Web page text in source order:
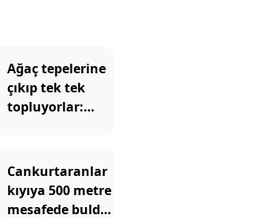
Ağaç tepelerine
çıkıp tek tek
topluyorlar:
dayanacak
Cankurtaranlar
kıyıya 500 metre
mesafede buldu!